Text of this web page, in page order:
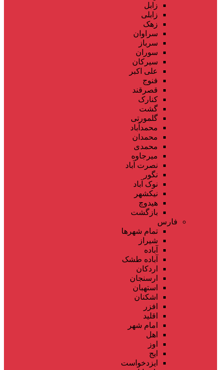
زابل
زابلی
زهک
سراوان
سرباز
سوران
سیرکان
علی اکبر
فنوج
قصرقند
کنارک
گشت
گلمورتی
محمدآباد
محمدان
محمدی
میرجاوه
نصرت آباد
نگور
نوک آباد
نیکشهر
هیدوچ
بازگشت
فارس
تمام شهر‌ها
شیراز
آباده
آباده طشک
اردکان
ارسنجان
استهبان
اشکنان
افزر
اقلید
امام شهر
اهل
اوز
ایج
ایزدخواست